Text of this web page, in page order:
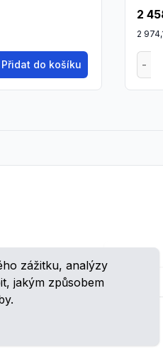
zážitku, analýzy
jakým způsobem
Přidat do košíku
2
2
akcích.
Email